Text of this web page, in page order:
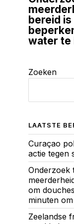
bereid
water te
Zoeken
LAATSTE
Curaçao
actie tegen
Onderzoek
om
minuten
Zeelandse